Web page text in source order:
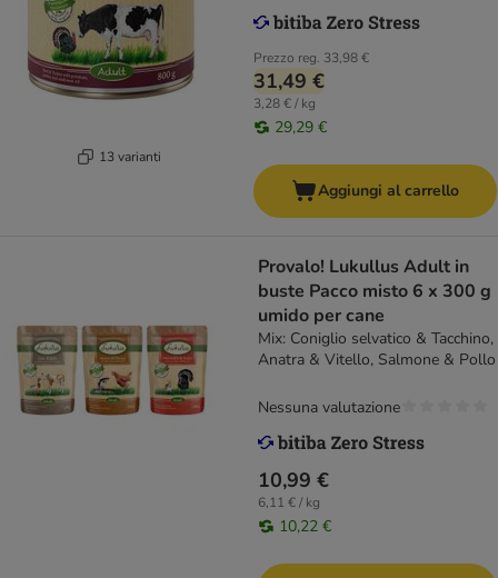
13 varianti
Prezzo reg. 33,98 €
31,49 €
3,28 € / kg
29,29 €
Aggiungi al carrello
Provalo! Lukullus Adult in
buste Pacco misto 6 x 300 g
umido per cane
Mix: Coniglio selvatico & Tacchino,
Anatra & Vitello, Salmone & Pollo
10,99 €
6,11 € / kg
10,22 €
Nessuna valutazione